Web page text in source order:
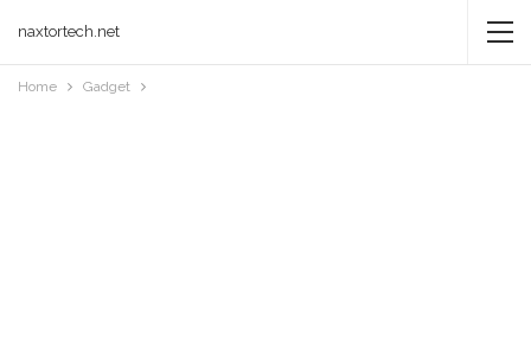
naxtortech.net
Home Gadget